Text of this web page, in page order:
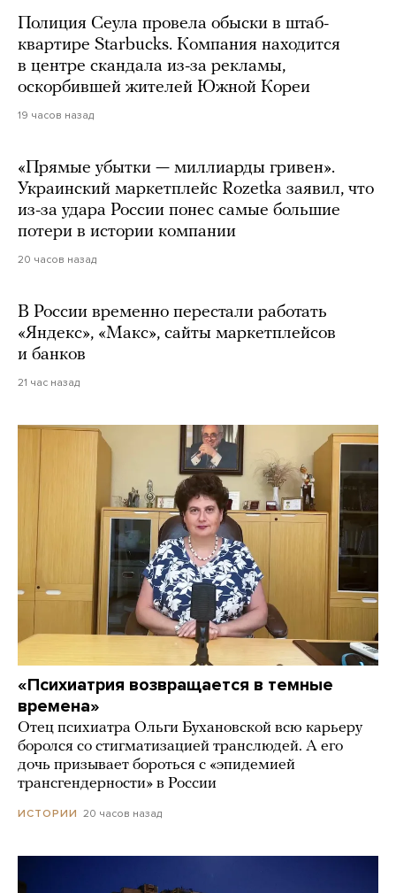
Полиция Сеула провела обыски в штаб-
квартире Starbucks. Компания находится
в центре скандала из-за рекламы,
оскорбившей жителей Южной Кореи
19 часов назад
«Прямые убытки — миллиарды гривен».
Украинский маркетплейс Rozetka заявил, что
из-за удара России понес самые большие
потери в истории компании
20 часов назад
В России временно перестали работать
«Яндекс», «Макс», сайты маркетплейсов
и банков
21 час назад
«Психиатрия возвращается в темные
времена»
Отец психиатра Ольги Бухановской всю карьеру
боролся со стигматизацией транслюдей. А его
дочь призывает бороться с «эпидемией
трансгендерности» в России
ИСТОРИИ 20 часов назад